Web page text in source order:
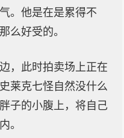
。他是在是累得不
么好受的。
，此时拍卖场上正在
莱克七怪自然没什么
子的小腹上，将自己
。